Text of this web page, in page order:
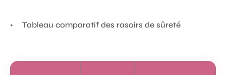
Tableau comparatif des rasoirs de sûreté